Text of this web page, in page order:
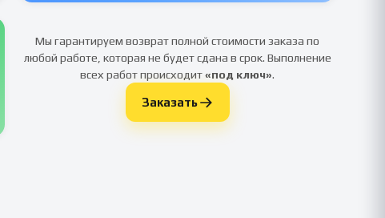
Мы гарантируем возврат полной стоимости заказа по
любой работе, которая не будет сдана в срок. Выполнение
всех работ происходит«под ключ».
Заказать